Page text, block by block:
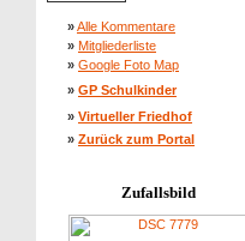
»Alle Kommentare
» Mitgliederliste
» Google Foto Map
» GP Schulkinder
» Virtueller Friedhof
» Zurück zum Portal
Zufallsbild